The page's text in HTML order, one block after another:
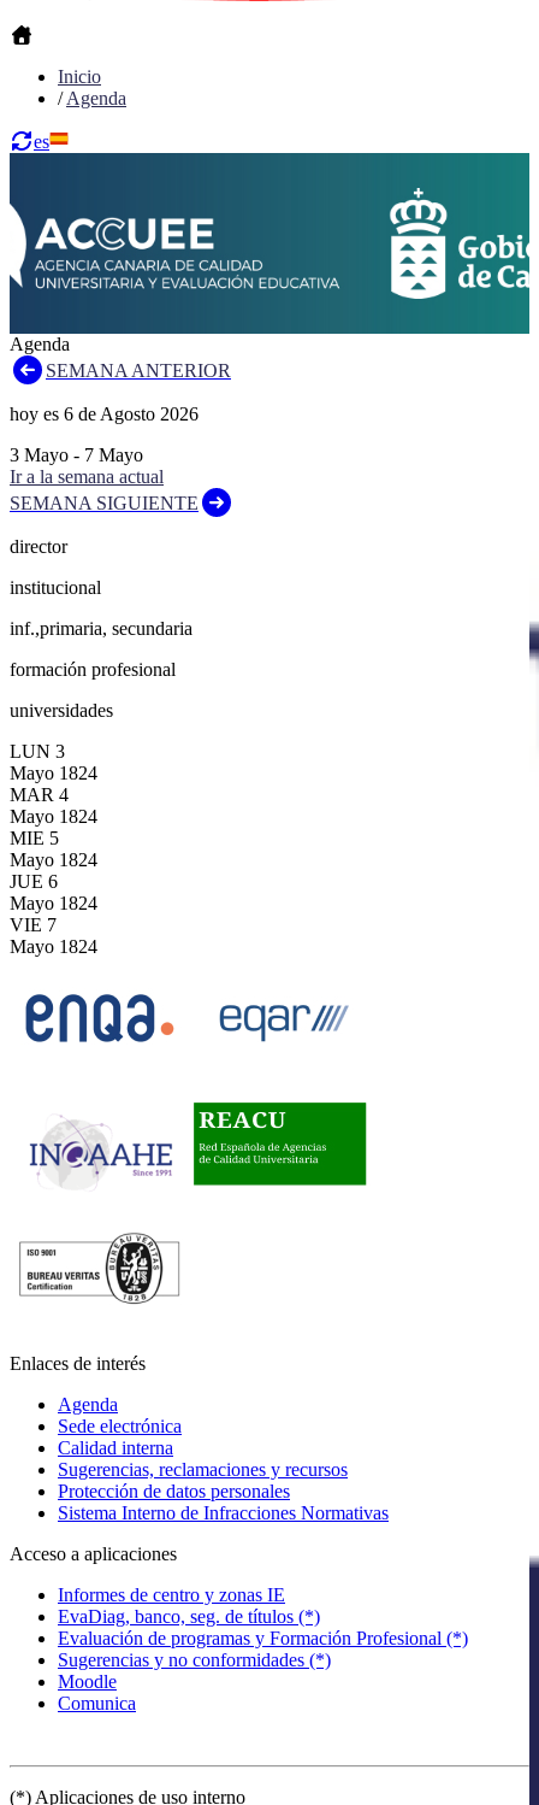
Inicio
/Agenda
es
Agenda
SEMANA ANTERIOR
hoy es 6 de Agosto 2026
3 Mayo - 7 Mayo
Ir a la semana actual
SEMANA SIGUIENTE
director
institucional
inf.,primaria, secundaria
formación profesional
universidades
LUN 3
Mayo 1824
MAR 4
Mayo 1824
MIE 5
Mayo 1824
JUE 6
Mayo 1824
VIE 7
Mayo 1824
Enlaces de interés
Agenda
Sede electrónica
Calidad interna
Sugerencias, reclamaciones y recursos
Protección de datos personales
Sistema Interno de Infracciones Normativas
Acceso a aplicaciones
Informes de centro y zonas IE
EvaDiag, banco, seg. de títulos (*)
Evaluación de programas y Formación Profesional (*)
Sugerencias y no conformidades (*)
Moodle
Comunica
(*) Aplicaciones de uso interno